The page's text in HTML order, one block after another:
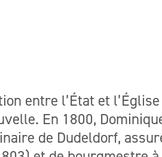
entre l’État et
En 1800,
de Dudeldorf,